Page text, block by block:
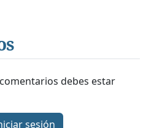
debes estar
sesión